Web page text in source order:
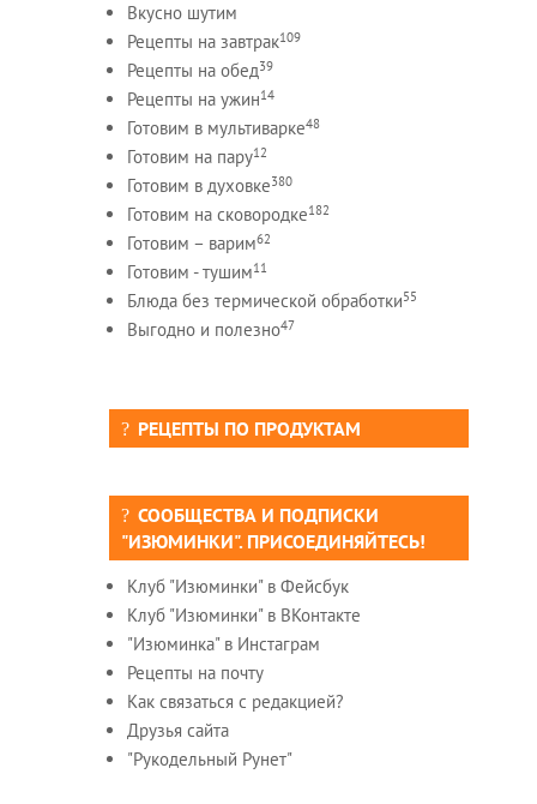
Вкусно шутим
Рецепты на завтрак109
Рецепты на обед39
Рецепты на ужин14
Готовим в мультиварке48
Готовим на пару12
Готовим в духовке380
Готовим на сковородке182
Готовим – варим62
Готовим - тушим11
Блюда без термической обработки55
Выгодно и полезно47
РЕЦЕПТЫ ПО ПРОДУКТАМ
СООБЩЕСТВА И ПОДПИСКИ
"ИЗЮМИНКИ". ПРИСОЕДИНЯЙТЕСЬ!
Клуб "Изюминки" в Фейсбук
Клуб "Изюминки" в ВКонтакте
"Изюминка" в Инстаграм
Рецепты на почту
Как связаться с редакцией?
Друзья сайта
"Рукодельный Рунет"